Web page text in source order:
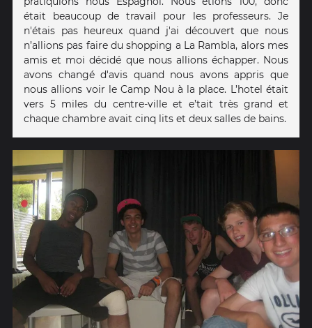
était beaucoup de travail pour les professeurs. Je
n'étais pas heureux quand j'ai découvert que nous
n’allions pas faire du shopping a La Rambla, alors mes
amis et moi décidé que nous allions échapper. Nous
avons changé d'avis quand nous avons appris que
nous allions voir le Camp Nou à la place. L’hotel était
vers 5 miles du centre-ville et e’tait très grand et
chaque chambre avait cinq lits et deux salles de bains.